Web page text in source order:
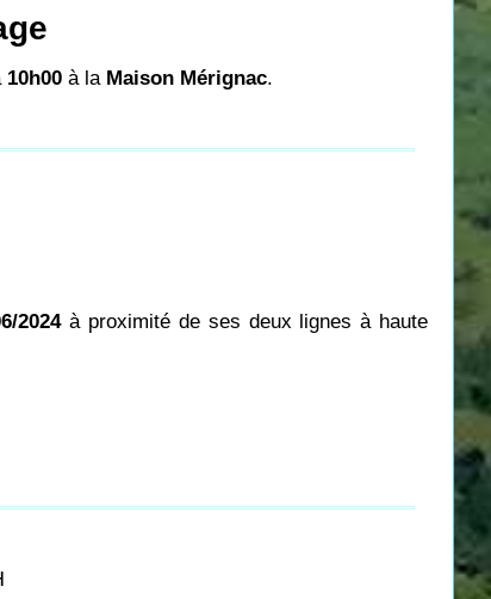
10h00 à la Maison Mérignac.
2024à proximité de ses deux lignes à haute